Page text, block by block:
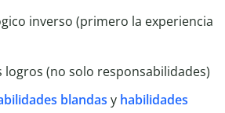
inverso (primero la experiencia
logros (no solo responsabilidades)
blandas y habilidades